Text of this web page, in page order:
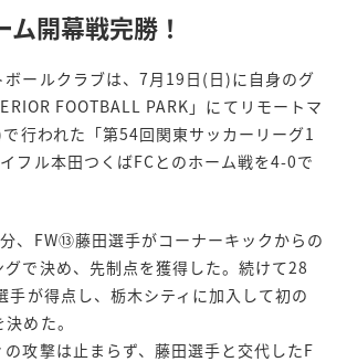
開幕戦完勝！
ボールクラブは、7月19日(日)に自身のグ
FOOTBALL PARK」にてリモートマ
行われた「第54回関東サッカーリーグ1
フル本田つくばFCとのホーム戦を4-0で
、FW⑬藤田選手がコーナーキックからの
グで決め、先制点を獲得した。続けて28
手が得点し、栃木シティに加入して初の
めた。
攻撃は止まらず、藤田選手と交代したF